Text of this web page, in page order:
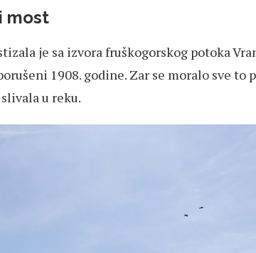
most
je sa izvora fruškogorskog potoka
1908. godine. Zar se moralo sve to
u reku.